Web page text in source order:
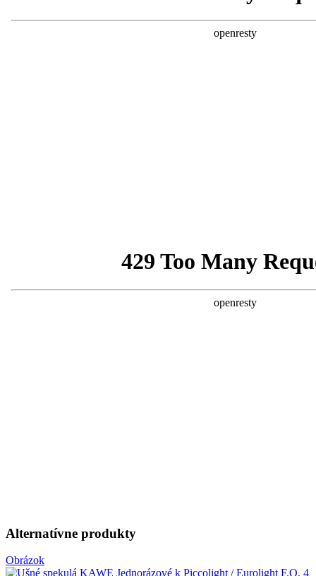
Alternatívne produkty
Obrázok